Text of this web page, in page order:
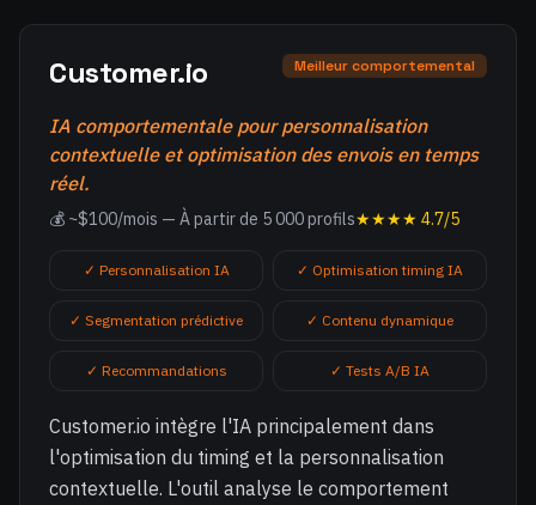
Customer.io Meilleur comportemental
IA comportementale pour personnalisation
contextuelle et optimisation des envois en temps
réel.
💰 ~$100/mois — À partir de 5 000 profils★★★★ 4.7/5
✓ Personnalisation IA ✓ Optimisation timing IA
✓ Segmentation prédictive ✓ Contenu dynamique
✓ Recommandations ✓ Tests A/B IA
Customer.io intègre l'IA principalement dans
l'optimisation du timing et la personnalisation
contextuelle. L'outil analyse le comportement